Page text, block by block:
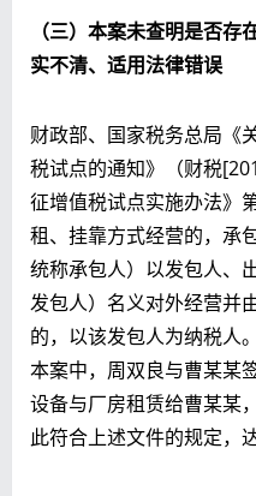
（三）本案未查明是否
实不清、适用法律错误
财政部、国家税务总局《
税试点的通知》（财税
征增值税试点实施办法》
租、挂靠方式经营的，承
统称承包人）以发包人、
发包人）名义对外经营并
的，以该发包人为纳税人
本案中，周双良与曹某某
设备与厂房租赁给曹某某
此符合上述文件的规定，